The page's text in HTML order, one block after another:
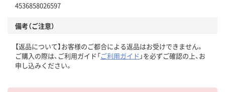
4536858026597
備考（ご注意）
【返品について】お客様のご都合による返品はお受けできません。
ご購入の際は、ご利用ガイド「ご利用ガイド 」を必ずご確認の上、お
申し込みください。